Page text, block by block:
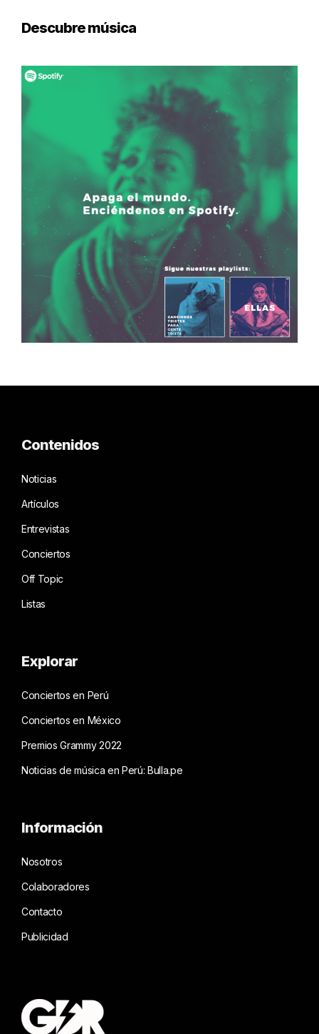
Descubre música
Contenidos
Noticias
Artículos
Entrevistas
Conciertos
Off Topic
Listas
Explorar
Conciertos en Perú
Conciertos en México
Premios Grammy 2022
Noticias de música en Perú: Bulla.pe
Información
Nosotros
Colaboradores
Contacto
Publicidad